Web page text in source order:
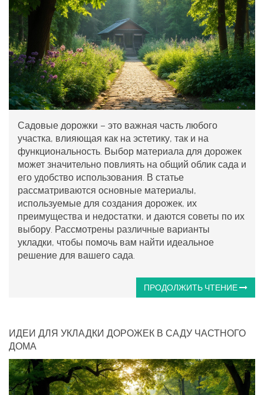
Садовые дорожки – это важная часть любого
участка, влияющая как на эстетику, так и на
функциональность. Выбор материала для дорожек
может значительно повлиять на общий облик сада и
его удобство использования. В статье
рассматриваются основные материалы,
используемые для создания дорожек, их
преимущества и недостатки, и даются советы по их
выбору. Рассмотрены различные варианты
укладки, чтобы помочь вам найти идеальное
решение для вашего сада.
ПРОДОЛЖИТЬ ЧТЕНИЕ
ИДЕИ ДЛЯ УКЛАДКИ ДОРОЖЕК В САДУ ЧАСТНОГО
ДОМА